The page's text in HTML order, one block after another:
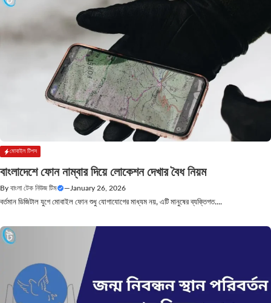
মোবাইল টিপস
বাংলাদেশে ফোন নাম্বার দিয়ে লোকেশন দেখার বৈধ নিয়ম
By বাংলা টেক নিউজ টিম — January 26, 2026
বর্তমান ডিজিটাল যুগে মোবাইল ফোন শুধু যোগাযোগের মাধ্যম নয়, এটি মানুষের ব্যক্তিগত....